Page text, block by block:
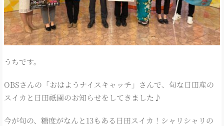
うちです。
OBSさんの「おはようナイスキャッチ」さんで、旬な日田産の
スイカと日田祇園のお知らせをしてきました♪
今が旬の、糖度がなんと13もある日田スイカ！シャリシャリの